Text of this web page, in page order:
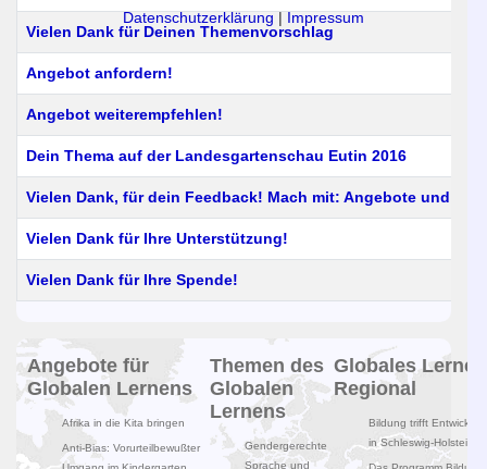
Vielen Dank für Deinen Themenvorschlag
Angebot anfordern!
Angebot weiterempfehlen!
Dein Thema auf der Landesgartenschau Eutin 2016
Vielen Dank, für dein Feedback! Mach mit: Angebote und
Vielen Dank für Ihre Unterstützung!
Vielen Dank für Ihre Spende!
Angebote für
Globalen Lernens
Afrika in die Kita bringen
Anti-Bias: Vorurteilbewußter
Themen des
Globalen
Lernens
Gendergerechte
Sprache und
Globales Lernen
Regional
Bildung trifft
in Schleswig-Holstein
Datenschutzerklärung|Impressum